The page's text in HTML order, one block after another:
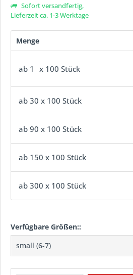
Sofort versandfertig,
Lieferzeit ca. 1-3 Werktage
Menge
ab 1 x 100 Stück
ab 30 x 100 Stück
ab 90 x 100 Stück
ab 150 x 100 Stück
ab 300 x 100 Stück
Verfügbare Größen::